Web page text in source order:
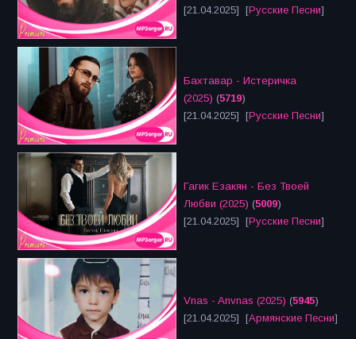
[21.04.2025] [Русские Песни]
Бахтавар - Истеричка
(2025) (5719)
[21.04.2025] [Русские Песни]
Гагик Езакян - Без Твоей
Любви (2025) (5009)
[21.04.2025] [Русские Песни]
Vnas - Anvnas (2025) (5945)
[21.04.2025] [Армянские Песни]